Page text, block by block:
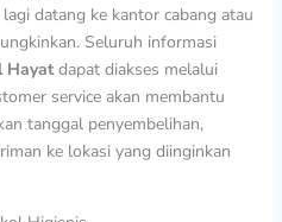
datang ke kantor cabang atau
Seluruh informasi
Hayatdapat diakses melalui
service akan membantu
tanggal penyembelihan,
ke lokasi yang diinginkan